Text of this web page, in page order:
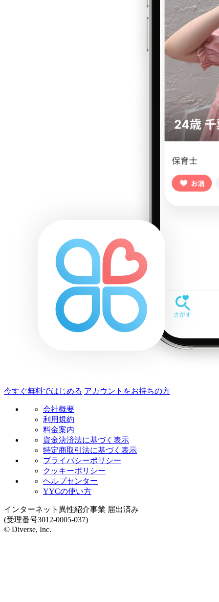
今すぐ無料ではじめる アカウントをお持ちの方
会社概要
利用規約
料金案内
資金決済法に基づく表示
特定商取引法に基づく表示
プライバシーポリシー
クッキーポリシー
ヘルプセンター
YYCの使い方
インターネット異性紹介事業 届出済み
(受理番号3012-0005-037)
© Diverse, Inc.